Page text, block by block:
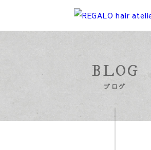
BLOG
ブログ